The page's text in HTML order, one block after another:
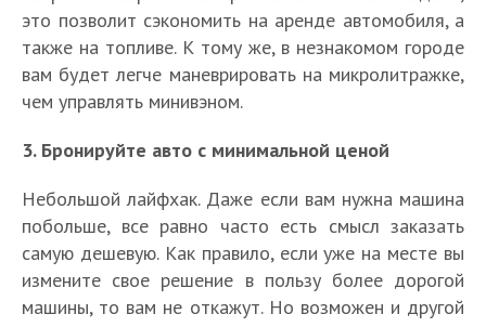
это позволит сэкономить на аренде автомобиля, а
также на топливе. К тому же, в незнакомом городе
вам будет легче маневрировать на микролитражке,
чем управлять минивэном.
3. Бронируйте авто с минимальной ценой
Небольшой лайфхак. Даже если вам нужна машина
побольше, все равно часто есть смысл заказать
самую дешевую. Как правило, если уже на месте вы
измените свое решение в пользу более дорогой
машины, то вам не откажут. Но возможен и другой